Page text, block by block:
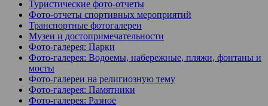
Туристические фото-отчеты
Фото-отчеты спортивных мероприятий
Транспортные фотогалереи
Музеи и достопримечательности
Фото-галерея: Парки
Фото-галерея: Водоемы, набережные, пляжи, фонтаны и
мосты
Фото-галереи на религиозную тему
Фото-галерея: Памятники
Фото-галерея: Разное